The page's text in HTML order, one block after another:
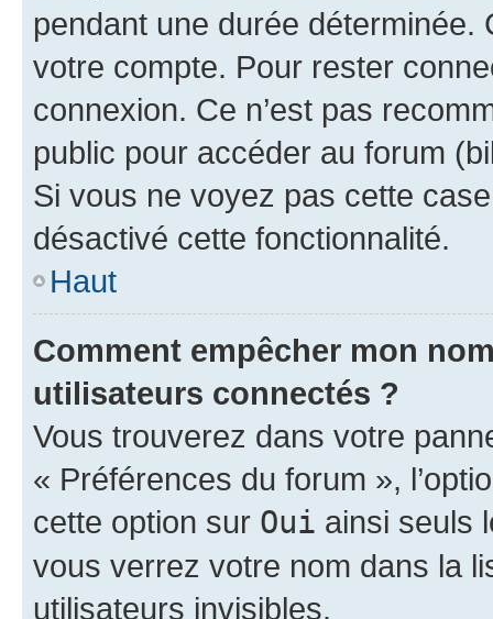
pendant une durée déterminée.
votre compte. Pour rester
connexion. Ce n’est pas
public pour accéder au forum
Si vous ne voyez pas cette
désactivé cette fonctionnalité.
Haut
Comment empêcher mon
utilisateurs connectés ?
Vous trouverez dans votre
« Préférences du forum »,
cette option sur Oui ainsi seuls
vous verrez votre nom dans la
utilisateurs invisibles.